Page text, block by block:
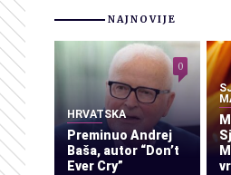
NAJNOVIJE
HRVATSKA
Preminuo Andrej
Baša, autor “Don’t
Ever Cry”
0